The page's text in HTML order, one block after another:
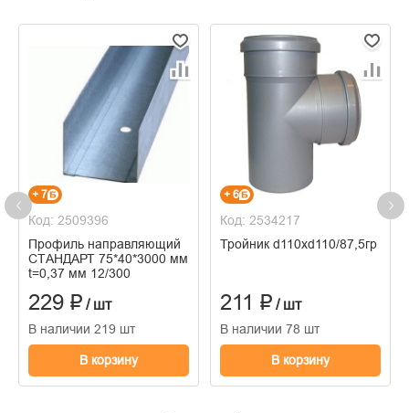
+ 7
Код: 2509396
Профиль направляющий
СТАНДАРТ 75*40*3000 мм
t=0,37 мм 12/300
229 ₽ / шт
В наличии 219 шт
В корзину
+ 6
Код: 2534217
Тройник d110хd110/87,5гр
211 ₽ / шт
В наличии 78 шт
В корзину